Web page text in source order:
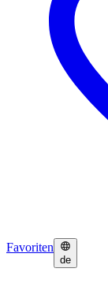
Favoriten
de